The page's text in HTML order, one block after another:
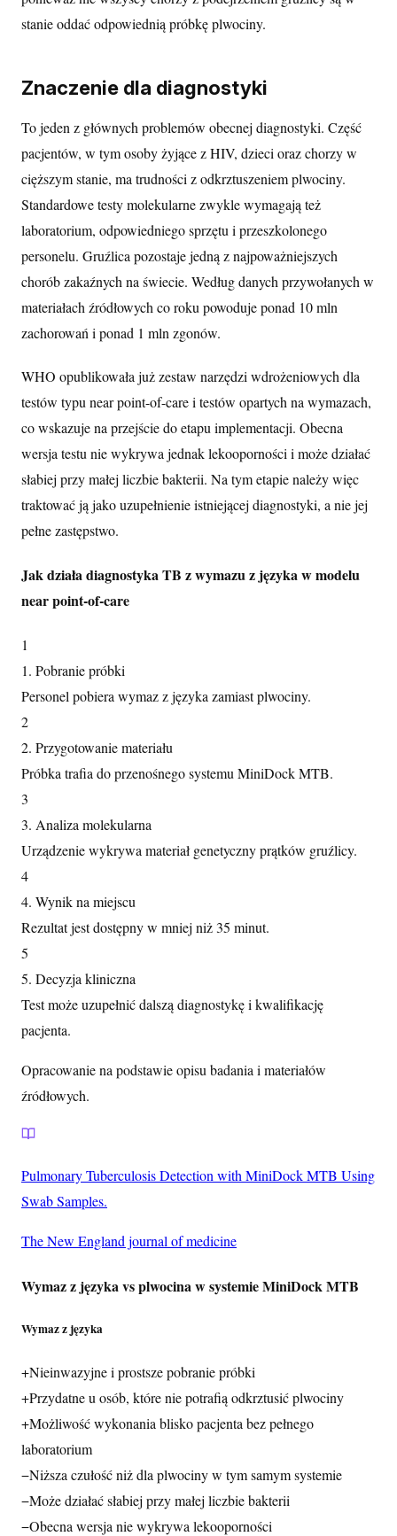
stanie oddać odpowiednią próbkę plwociny.
Znaczenie dla diagnostyki
To jeden z głównych problemów obecnej diagnostyki. Część
pacjentów, w tym osoby żyjące z HIV, dzieci oraz chorzy w
cięższym stanie, ma trudności z odkrztuszeniem plwociny.
Standardowe testy molekularne zwykle wymagają też
laboratorium, odpowiedniego sprzętu i przeszkolonego
personelu. Gruźlica pozostaje jedną z najpoważniejszych
chorób zakaźnych na świecie. Według danych przywołanych w
materiałach źródłowych co roku powoduje ponad 10 mln
zachorowań i ponad 1 mln zgonów.
WHO opublikowała już zestaw narzędzi wdrożeniowych dla
testów typu near point-of-care i testów opartych na wymazach,
co wskazuje na przejście do etapu implementacji. Obecna
wersja testu nie wykrywa jednak lekooporności i może działać
słabiej przy małej liczbie bakterii. Na tym etapie należy więc
traktować ją jako uzupełnienie istniejącej diagnostyki, a nie jej
pełne zastępstwo.
Jak działa diagnostyka TB z wymazu z języka w modelu
near point-of-care
1
1. Pobranie próbki
Personel pobiera wymaz z języka zamiast plwociny.
2
2. Przygotowanie materiału
Próbka trafia do przenośnego systemu MiniDock MTB.
3
3. Analiza molekularna
Urządzenie wykrywa materiał genetyczny prątków gruźlicy.
4
4. Wynik na miejscu
Rezultat jest dostępny w mniej niż 35 minut.
5
5. Decyzja kliniczna
Test może uzupełnić dalszą diagnostykę i kwalifikację
pacjenta.
Opracowanie na podstawie opisu badania i materiałów
źródłowych.
Pulmonary Tuberculosis Detection with MiniDock MTB Using
Swab Samples.
The New England journal of medicine
Wymaz z języka vs plwocina w systemie MiniDock MTB
Wymaz z języka
+Nieinwazyjne i prostsze pobranie próbki
+Przydatne u osób, które nie potrafią odkrztusić plwociny
+Możliwość wykonania blisko pacjenta bez pełnego
laboratorium
−Niższa czułość niż dla plwociny w tym samym systemie
−Może działać słabiej przy małej liczbie bakterii
−Obecna wersja nie wykrywa lekooporności